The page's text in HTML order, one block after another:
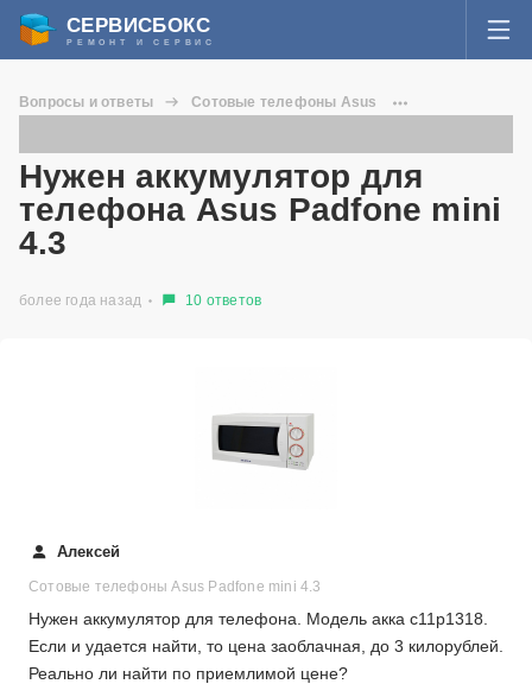
СЕРВИСБОКС
РЕМОНТ И СЕРВИС
Я забыл пароль
Регистрация
ВОПРОСЫ И ОТВЕТЫ
ЗАДАТЬ ВОПРОС МАСТЕРАМ
Вопросы и ответы
Сотовые телефоны Asus
Нужен аккумулятор для
телефона Asus Padfone mini
4.3
более года назад 10 ответов
Алексей
Сотовые телефоны Asus Padfone mini 4.3
Нужен аккумулятор для телефона. Модель акка c11p1318.
Если и удается найти, то цена заоблачная, до 3 килорублей.
Реально ли найти по приемлимой цене?